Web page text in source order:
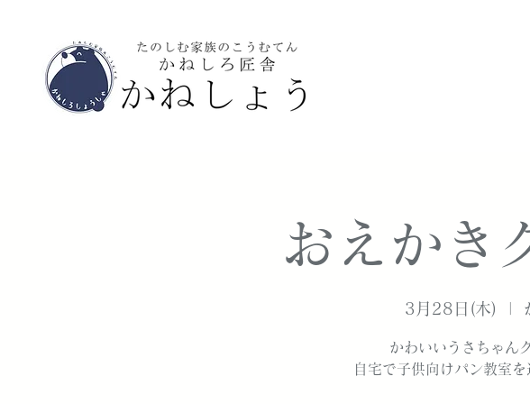
おえかき
3月28日(木)
かわいいうさちゃん
自宅で子供向けパン教室